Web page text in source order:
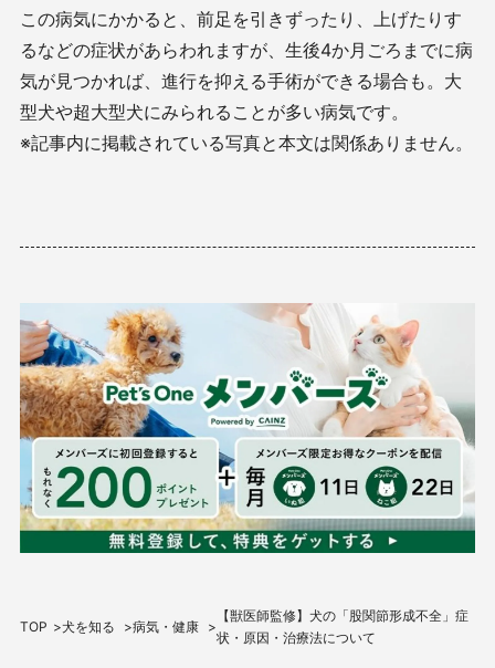
この病気にかかると、前足を引きずったり、上げたりす
るなどの症状があらわれますが、生後4か月ごろまでに病
気が見つかれば、進行を抑える手術ができる場合も。大
型犬や超大型犬にみられることが多い病気です。
※記事内に掲載されている写真と本文は関係ありません。
TOP 犬を知る 病気・健康
【獣医師監修】犬の「股関節形成不全」症
状・原因・治療法について